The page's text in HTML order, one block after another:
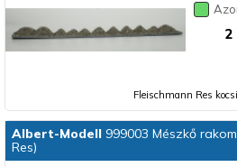
2
Fleischmann Res
Albert-Modell999003 Mészkő
Res)